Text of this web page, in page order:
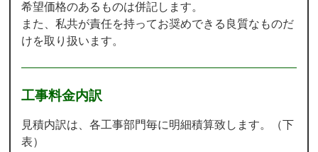
希望価格のあるものは併記します。
また、私共が責任を持ってお奨めできる良質なものだ
けを取り扱います。
工事料金内訳
見積内訳は、各工事部門毎に明細積算致します。（下
表）